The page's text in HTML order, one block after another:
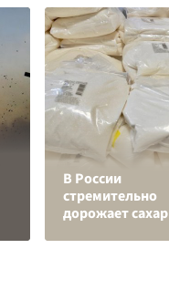
В России
стремительно
дорожает сахар